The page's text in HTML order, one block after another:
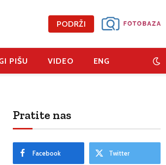
PODRŽI
PIŠU VIDEO ENG
Pratite nas
Facebook Twitter